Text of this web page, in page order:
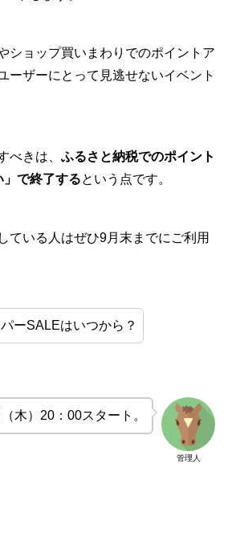
ショップ買いまわりでのポイントア
ーザーにとって見逃せないイベント
べきは、 ふるさと納税でのポイント
で終了するという点です。
ている人はぜひ9月末までにご利用
ーSALEはいつから？
管理人
木）20：00スタート。